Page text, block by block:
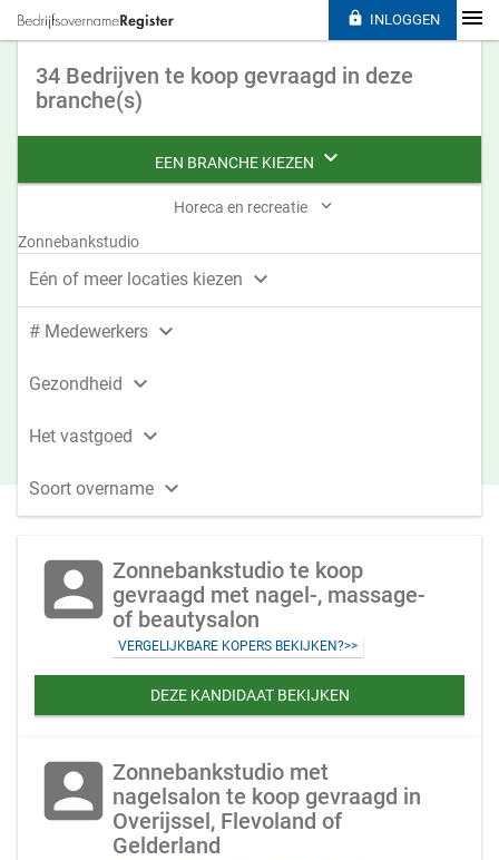
34 Bedrijven te koop gevraagd in deze
branche(s)
EEN BRANCHE KIEZEN 
Horeca en recreatie 
Zonnebankstudio
Eén of meer locaties kiezen 
# Medewerkers 
Gezondheid 
Het vastgoed 
Soort overname 
account_box Zonnebankstudio te koop
gevraagd met nagel-, massage-
of beautysalon
VERGELIJKBARE KOPERS BEKIJKEN?>>
DEZE KANDIDAAT BEKIJKEN
account_box Zonnebankstudio met
nagelsalon te koop gevraagd in
Overijssel, Flevoland of
Gelderland
 INLOGGEN